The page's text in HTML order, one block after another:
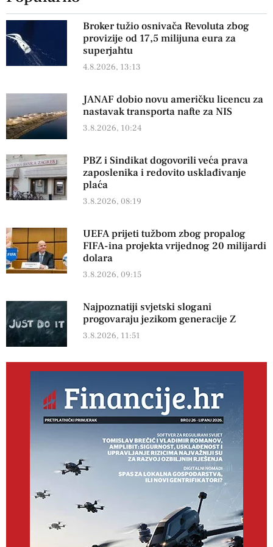
Broker tužio osnivača Revoluta zbog
provizije od 17,5 milijuna eura za
superjahtu
4.8.2026, 13:13
JANAF dobio novu američku licencu za
nastavak transporta nafte za NIS
3.8.2026, 10:24
PBZ i Sindikat dogovorili veća prava
zaposlenika i redovito usklađivanje
plaća
3.8.2026, 08:19
UEFA prijeti tužbom zbog propalog
FIFA-ina projekta vrijednog 20 milijardi
dolara
3.8.2026, 09:15
Najpoznatiji svjetski slogani
progovaraju jezikom generacije Z
3.8.2026, 11:51